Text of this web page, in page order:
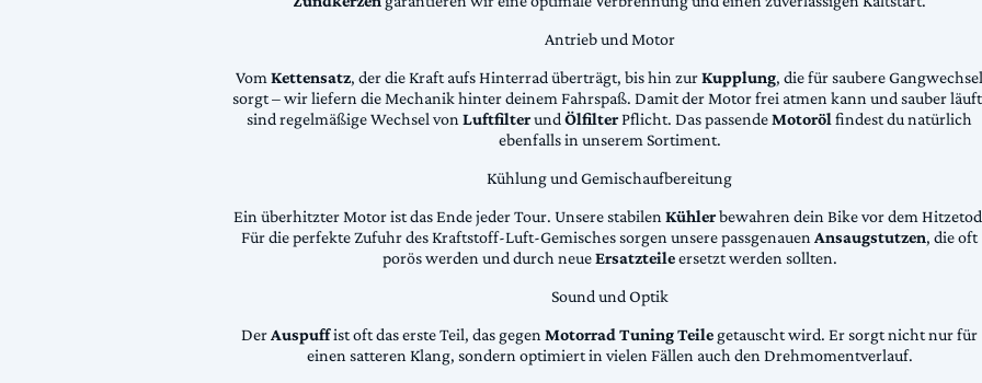
Antrieb und Motor
VomKettensatz, der die Kraft aufs Hinterrad überträgt, bis hin zurKupplung, die für saubere Gangwechsel
sorgt – wir liefern die Mechanik hinter deinem Fahrspaß. Damit der Motor frei atmen kann und sauber
sind regelmäßige Wechsel vonLuftfilterundÖlfilterPflicht. Das passendeMotorölfindest du natürlich
ebenfalls in unserem Sortiment.
Kühlung und Gemischaufbereitung
Ein überhitzter Motor ist das Ende jeder Tour. Unsere stabilenKühlerbewahren dein Bike vor dem
Für die perfekte Zufuhr des Kraftstoff-Luft-Gemisches sorgen unsere passgenauenAnsaugstutzen, die oft
porös werden und durch neueErsatzteileersetzt werden sollten.
Sound und Optik
DerAuspuffist oft das erste Teil, das gegenMotorrad Tuning Teile getauscht wird. Er sorgt nicht nur für
einen satteren Klang, sondern optimiert in vielen Fällen auch den Drehmomentverlauf.